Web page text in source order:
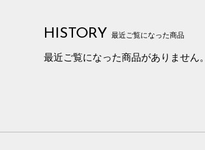
HISTORY 最近ご覧になった商品
最近ご覧になった商品がありません。